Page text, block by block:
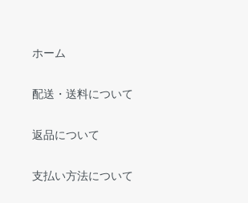
ホーム
配送・送料について
返品について
支払い方法について